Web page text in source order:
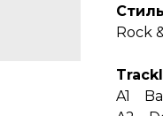
Rock
A1